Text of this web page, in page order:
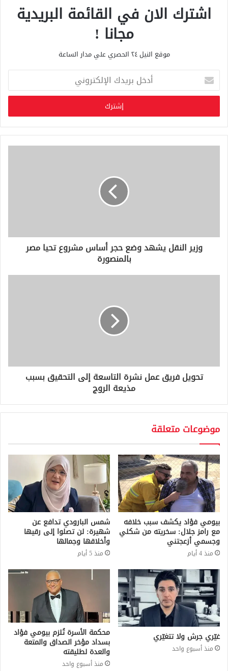
اشترك الان في القائمة البريدية
مجانا !
موقع النيل ٢٤ الحصري علي مدار الساعة
خ
ب
ر
ي
ر
وزير النقل يشهد وضع حجر أساس مشروع تحيا مصر
بالمنصورة
تحويل فريق عمل نشرة التاسعة إلى التحقيق بسبب
مذيعة الروج
موضوعات متعلقة
بيومي فؤاد يكشف سبب خلافه
مع رامز جلال: سخريته من شكلي
وجسمي أزعجتني
منذ 4 أيام
شمس البارودي تدافع عن
شهيرة: لن تصلوا إلى رقيها
وأخلاقها وجمالها
منذ 5 أيام
غيّري جرش ولا تتغيّري
منذ أسبوع واحد
محكمة الأسرة تُلزم بيومي فؤاد
بسداد مؤخر الصداق والمتعة
والعدة لطليقته
منذ أسبوع واحد